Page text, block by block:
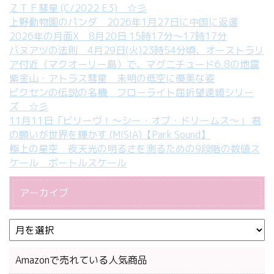
ＺＴＦ彗星 (C/2022 E3) ☆彡
上野動物園のパンダ 2026年1月27日に中国に返還
2026年の月面X 8月20日 15時17分～17時17分
バヌアツの法則 4月29日(火)23時54分頃、オーストラリ
ア付近（マクオーリー島）で、マグニチュード6.8の地震
紫金山・アトラス彗星 未明の低空に優美な姿
ビクセンの伝説の名機 フローライト屈折望遠鏡シリー
ズ ☆彡
11月11日「ビリーヴ！～シー・オブ・ドリームス～」 君
の願いが世界を輝かす (MISIA)【Park Sound】
極上の星空 夜天光の明るさを測るための9段階の数値ス
ケール ボートルスケール
アーカイブ
Amazonで売れている人気商品